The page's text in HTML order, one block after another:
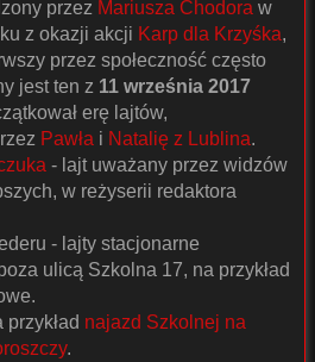
przez Mariusza Chodora w
z okazji akcji Karp dla Krzyśka,
przez społeczność często
jest ten z 11 września 2017
erę lajtów,
Pawła i Natalię z Lublina.
- lajt uważany przez widzów
w reżyserii redaktora
- lajty stacjonarne
ulicą Szkolna 17, na przykład
przykład najazd Szkolnej na
.